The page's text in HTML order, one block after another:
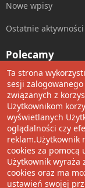
Nowe wpisy
Ostatnie aktywności
Polecamy
Wolnościowe cytaty
Udostępnij
Facebook
Twitter
Community
Ta strona
sesji
związanych z
Użytkownikom
wyświetlanych
oglądalności czy
reklam.Użytkownik
cookies za
Użytkownik wyraża
cookies oraz ma
ustawień swojej